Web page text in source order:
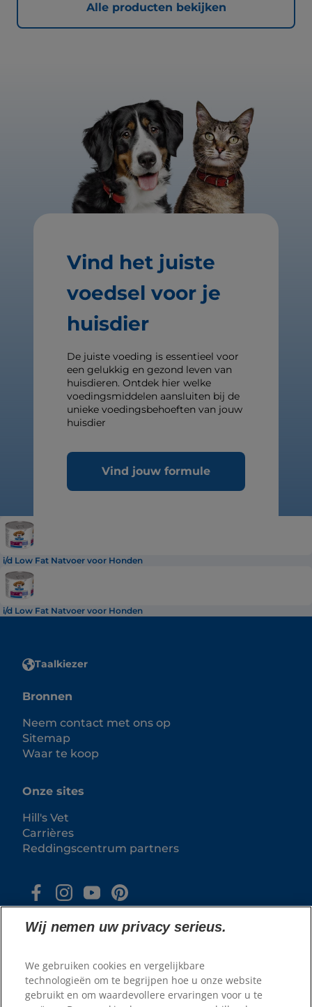
Alle producten bekijken
Vind het juiste
voedsel voor je
huisdier
De juiste voeding is essentieel voor
een gelukkig en gezond leven van
huisdieren. Ontdek hier welke
voedingsmiddelen aansluiten bij de
unieke voedingsbehoeften van jouw
huisdier
Vind jouw formule
i/d Low Fat Natvoer voor Honden
i/d Low Fat Natvoer voor Honden
Taalkiezer
Bronnen
Neem contact met ons op
Sitemap
Waar te koop
Onze sites
Hill's Vet
Carrières
Reddingscentrum partners
© 2025 Hill's Pet Nutrition
Wij nemen uw privacy serieus.
We gebruiken cookies en vergelijkbare
technologieën om te begrijpen hoe u onze website
gebruikt en om waardevollere ervaringen voor u te